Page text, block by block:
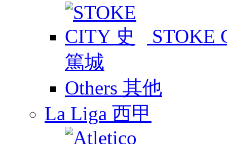
STOKE
Others 其他
La Liga 西甲